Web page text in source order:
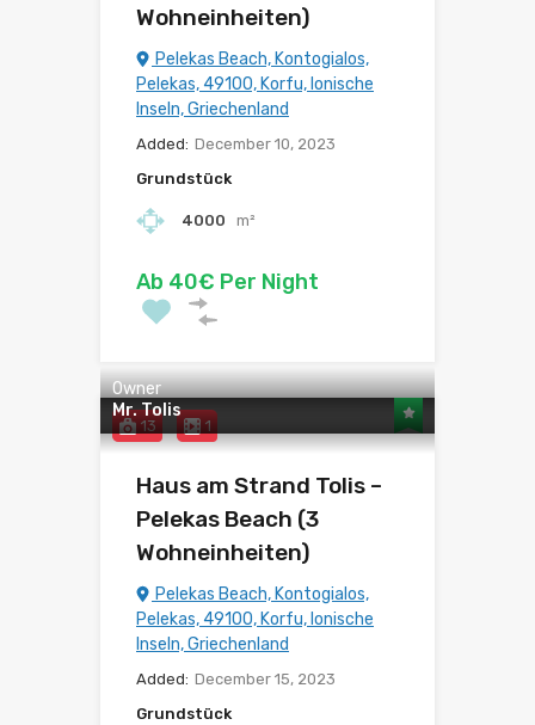
Wohneinheiten)
Pelekas Beach, Kontogialos,
Pelekas, 49100, Korfu, Ionische
Inseln, Griechenland
Added: December 10, 2023
Grundstück
4000 m²
Ab 40€ Per Night
13 1
Owner
Mr. Tolis
Haus am Strand Tolis –
Pelekas Beach (3
Wohneinheiten)
Pelekas Beach, Kontogialos,
Pelekas, 49100, Korfu, Ionische
Inseln, Griechenland
Added: December 15, 2023
Grundstück